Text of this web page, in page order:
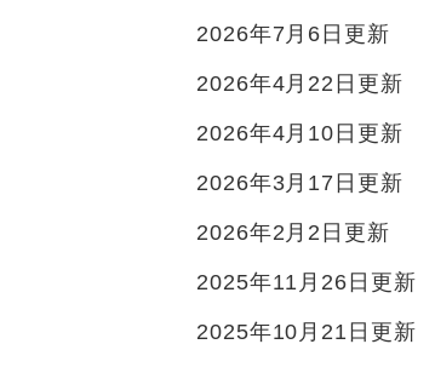
2026年7月6日更新
2026年4月22日更新
2026年4月10日更新
2026年3月17日更新
2026年2月2日更新
2025年11月26日更新
2025年10月21日更新